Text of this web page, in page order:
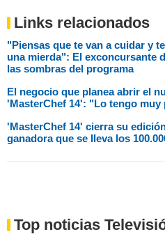
Links relacionados
"Piensas que te van a cuidar y
una mierda": El exconcursante
las sombras del programa
El negocio que planea abrir el
'MasterChef 14': "Lo tengo muy
'MasterChef 14' cierra su
ganadora que se lleva los
Top noticias